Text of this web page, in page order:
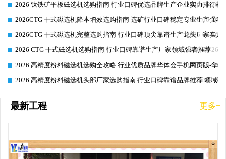
2026-06-26
2026 钛铁矿平板磁选机选购指南 行业口碑优选品牌生产企业实力排行榜
2026-06-26
2026CTG 干式磁选机降本增效选购指南 选矿行业口碑稳定专业生产强者
2026-06-26
2026CTG 干式磁选机完整选购指南 行业口碑顶尖靠谱生产龙头厂家实力
2026-06-26
2026 CTG 干式磁选机选购指南|行业口碑靠谱生产厂家领域强者推荐
2026-06-26
2026 高精度粉料磁选机选购全攻略 行业优质品牌华体会手机网页版-华
2026-06-26
2026 高精度粉料磁选机头部厂家选购指南 行业口碑靠谱品牌推荐 领域
最新工程 更多+